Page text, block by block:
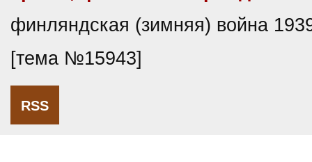
финляндская (зимняя) война
[тема №15943]
RSS